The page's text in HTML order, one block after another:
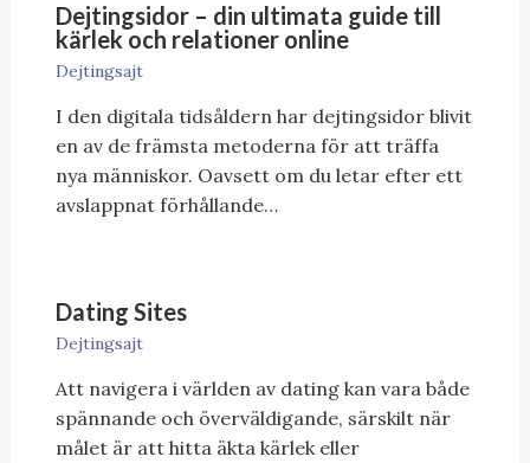
Dejtingsidor – din ultimata guide till
kärlek och relationer online
Dejtingsajt
I den digitala tidsåldern har dejtingsidor blivit
en av de främsta metoderna för att träffa
nya människor. Oavsett om du letar efter ett
avslappnat förhållande…
Dating Sites
Dejtingsajt
Att navigera i världen av dating kan vara både
spännande och överväldigande, särskilt när
målet är att hitta äkta kärlek eller